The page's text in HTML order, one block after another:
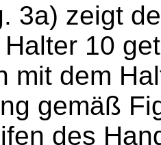
3a) zeigt
10
mit dem
gemäß
des